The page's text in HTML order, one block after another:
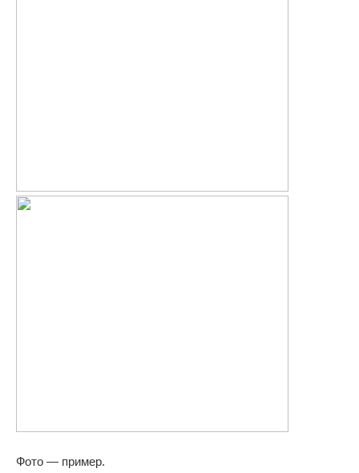
Фото — пример.